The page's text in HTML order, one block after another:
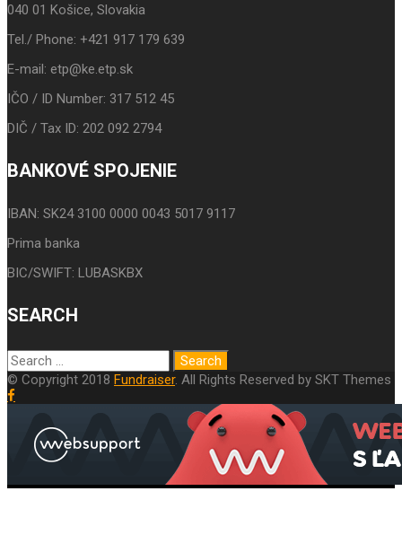
040 01 Košice, Slovakia
Tel./ Phone: +421 917 179 639
E-mail: etp@ke.etp.sk
IČO / ID Number: 317 512 45
DIČ / Tax ID: 202 092 2794
BANKOVÉ SPOJENIE
IBAN: SK24 3100 0000 0043 5017 9117
Prima banka
BIC/SWIFT: LUBASKBX
SEARCH
© Copyright 2018 Fundraiser. All Rights Reserved by SKT Themes